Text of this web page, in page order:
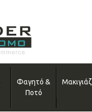
Φαγητό &
Ποτό
Μακιγιάζ